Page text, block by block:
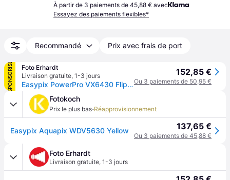
À partir de 3 paiements de 45,88 € avec
Essayez des paiements flexibles*
Recommandé Prix avec frais de port
SPONSORISÉ
Foto Erhardt
Livraison gratuite, 1-3 jours
Easypix PowerPro VX6430 FlipScreen
152,85 €
Ou 3 paiements de 50,95 €
Fotokoch
Prix le plus bas·Réapprovisionnement
Easypix Aquapix WDV5630 Yellow 137,65 €
Ou 3 paiements de 45,88 €
Foto Erhardt
Livraison gratuite, 1-3 jours